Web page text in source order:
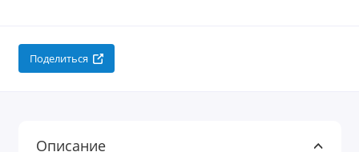
Поделиться
Описание